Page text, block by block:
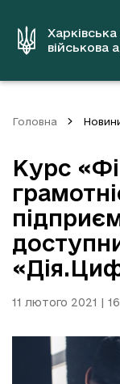
вмісту
військова
Головна
Курс
11 лютого 2021 |